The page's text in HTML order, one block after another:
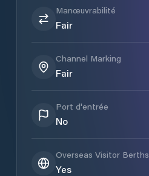
Manœuvrabilité
Fair
Channel Marking
Fair
Port d'entrée
No
Overseas Visitor Berths
Yes